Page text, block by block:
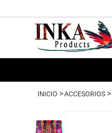
INICIO >ACCESORIOS >